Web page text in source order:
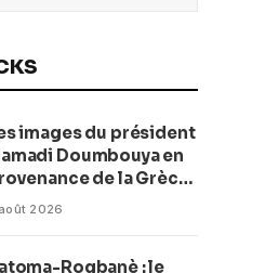
images du président
Doumbouya en
de la Grèce
les Guinéens
2026
Rogbanè : le